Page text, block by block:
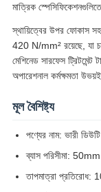
মাত্রিক
স্থায়িত্বের উপর ফোকাস
420 N/mm² রয়েছে, যা
মেশিনেড সারফেস ট্রিটমেন্ট
অপারেশনাল কর্মক্ষমতা
মূল বৈশিষ্ট্য
পণ্যের নাম: ভারী
ব্যাস পরিসীমা:
তাপমাত্রা প্রতিরোধ: